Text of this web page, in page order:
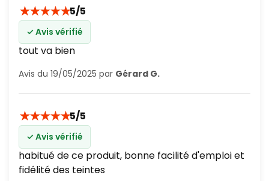
★★★★★5/5
✓ Avis vérifié
tout va bien
Avis du 19/05/2025 par Gérard G.
★★★★★5/5
✓ Avis vérifié
habitué de ce produit, bonne facilité d'emploi et
fidélité des teintes